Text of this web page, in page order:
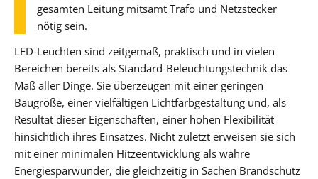
gesamten Leitung mitsamt Trafo und Netzstecker
nötig sein.
LED-Leuchten sind zeitgemäß, praktisch und in vielen
Bereichen bereits als Standard-Beleuchtungstechnik das
Maß aller Dinge. Sie überzeugen mit einer geringen
Baugröße, einer vielfältigen Lichtfarbgestaltung und, als
Resultat dieser Eigenschaften, einer hohen Flexibilität
hinsichtlich ihres Einsatzes. Nicht zuletzt erweisen sie sich
mit einer minimalen Hitzeentwicklung als wahre
Energiesparwunder, die gleichzeitig in Sachen Brandschutz